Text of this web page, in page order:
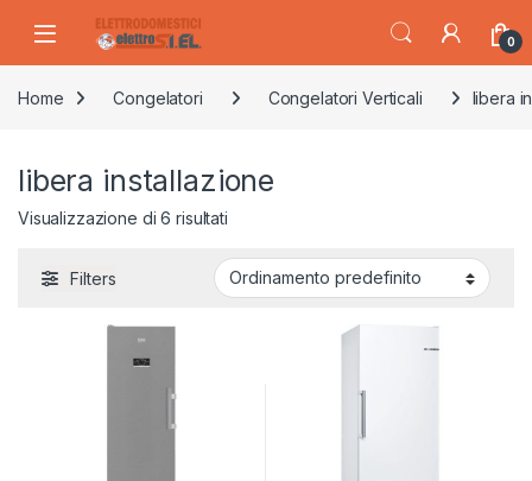
0
Home Congelatori Congelatori Verticali libera
libera installazione
Visualizzazione di 6 risultati
Filters